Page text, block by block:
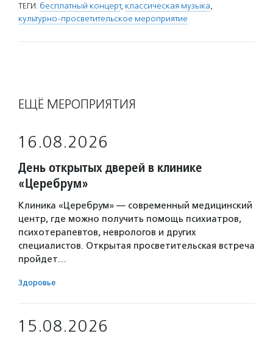
ТЕГИ: бесплатный концерт, классическая музыка,
культурно-просветительское мероприятие
ЕЩЁ МЕРОПРИЯТИЯ
16.08.2026
День открытых дверей в клинике
«Церебрум»
Клиника «Церебрум» — современный медицинский
центр, где можно получить помощь психиатров,
психотерапевтов, неврологов и других
специалистов. Открытая просветительская встреча
пройдет…
Здоровье
15.08.2026